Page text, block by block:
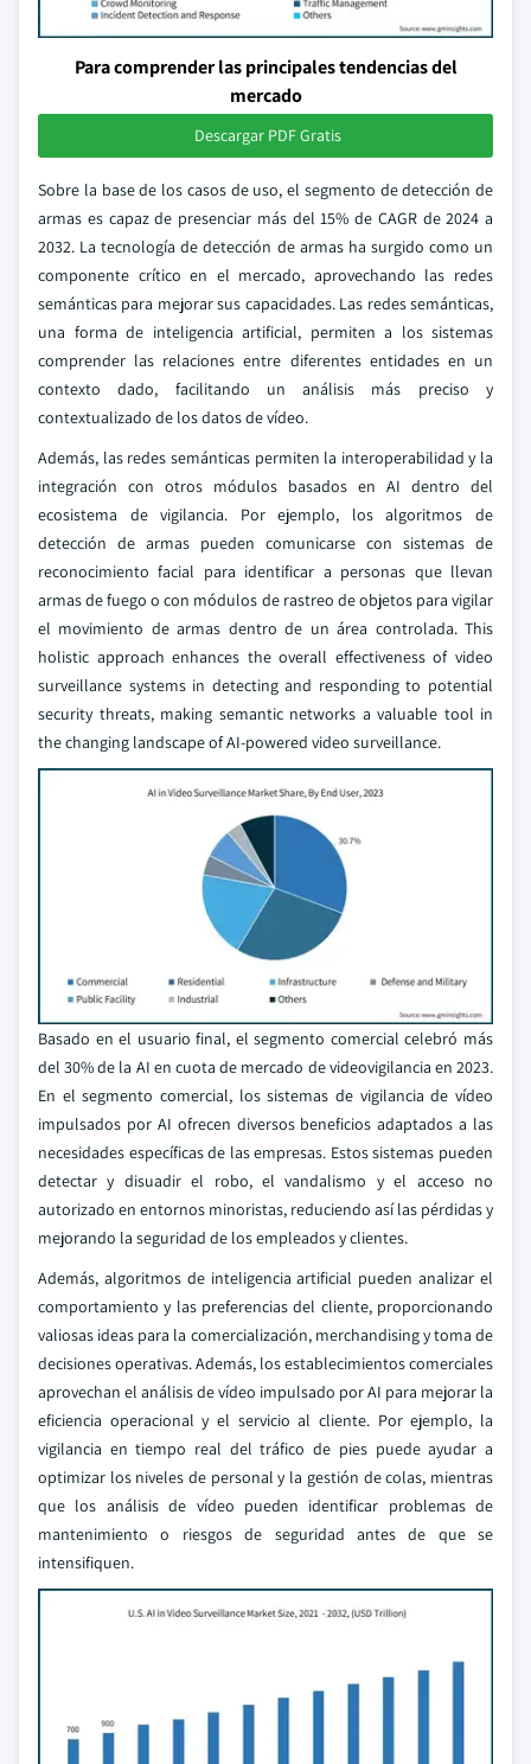
Para comprender las principales tendencias del
mercado
Descargar PDF Gratis
Sobre la base de los casos de uso, el segmento de detección de
armas es capaz de presenciar más del 15% de CAGR de 2024 a
2032. La tecnología de detección de armas ha surgido como un
componente crítico en el mercado, aprovechando las redes
semánticas para mejorar sus capacidades. Las redes semánticas,
una forma de inteligencia artificial, permiten a los sistemas
comprender las relaciones entre diferentes entidades en un
contexto dado, facilitando un análisis más preciso y
contextualizado de los datos de vídeo.
Además, las redes semánticas permiten la interoperabilidad y la
integración con otros módulos basados en AI dentro del
ecosistema de vigilancia. Por ejemplo, los algoritmos de
detección de armas pueden comunicarse con sistemas de
reconocimiento facial para identificar a personas que llevan
armas de fuego o con módulos de rastreo de objetos para vigilar
el movimiento de armas dentro de un área controlada. This
holistic approach enhances the overall effectiveness of video
surveillance systems in detecting and responding to potential
security threats, making semantic networks a valuable tool in
the changing landscape of AI-powered video surveillance.
Basado en el usuario final, el segmento comercial celebró más
del 30% de la AI en cuota de mercado de videovigilancia en 2023.
En el segmento comercial, los sistemas de vigilancia de vídeo
impulsados por AI ofrecen diversos beneficios adaptados a las
necesidades específicas de las empresas. Estos sistemas pueden
detectar y disuadir el robo, el vandalismo y el acceso no
autorizado en entornos minoristas, reduciendo así las pérdidas y
mejorando la seguridad de los empleados y clientes.
Además, algoritmos de inteligencia artificial pueden analizar el
comportamiento y las preferencias del cliente, proporcionando
valiosas ideas para la comercialización, merchandising y toma de
decisiones operativas. Además, los establecimientos comerciales
aprovechan el análisis de vídeo impulsado por AI para mejorar la
eficiencia operacional y el servicio al cliente. Por ejemplo, la
vigilancia en tiempo real del tráfico de pies puede ayudar a
optimizar los niveles de personal y la gestión de colas, mientras
que los análisis de vídeo pueden identificar problemas de
mantenimiento o riesgos de seguridad antes de que se
intensifiquen.